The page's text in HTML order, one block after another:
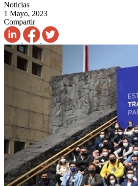
Noticias
1 Mayo, 2023
Compartir